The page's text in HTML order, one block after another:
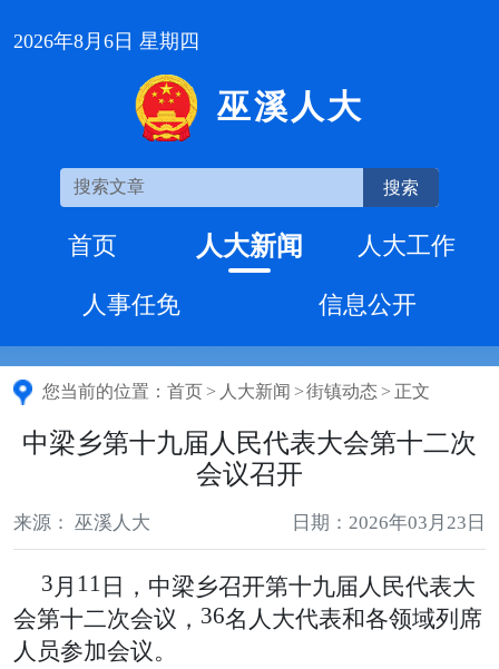
2026年8月6日 星期四
巫溪人大
搜索
首页 人大新闻 人大工作
人事任免 信息公开
您当前的位置： 首页 > 人大新闻 > 街镇动态 > 正文
中梁乡第十九届人民代表大会第十二次
会议召开
来源： 巫溪人大 日期：2026年03月23日
3月 11 日，中梁乡召开第十九届人民代表大
会第十二次会议， 36名人大代表和各领域列席
人员参加会议。